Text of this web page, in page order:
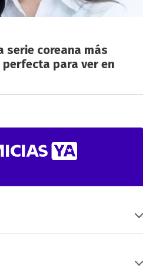
serie coreana más
para ver en